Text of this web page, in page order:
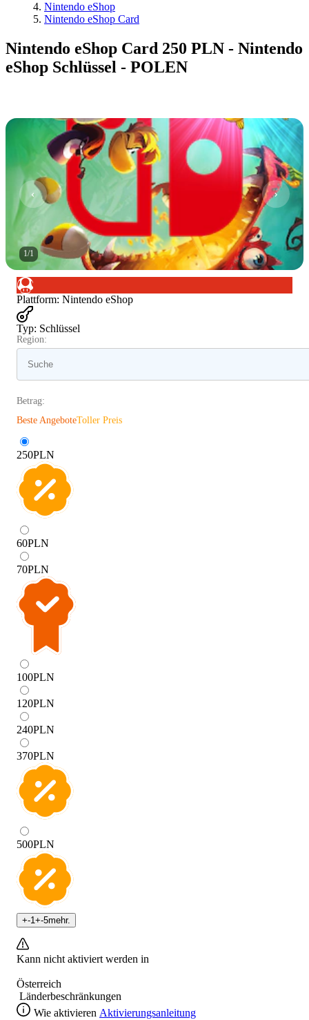
Nintendo eShop
Nintendo eShop Card
Nintendo eShop Card 250 PLN - Nintendo
eShop Schlüssel - POLEN
1/1
Plattform: Nintendo eShop
Typ: Schlüssel
Region:
Betrag:
Beste AngeboteToller Preis
250PLN
60PLN
70PLN
100PLN
120PLN
240PLN
370PLN
500PLN
+-1+-5mehr.
Kann nicht aktiviert werden in
Österreich
Länderbeschränkungen
Wie aktivieren Aktivierungsanleitung